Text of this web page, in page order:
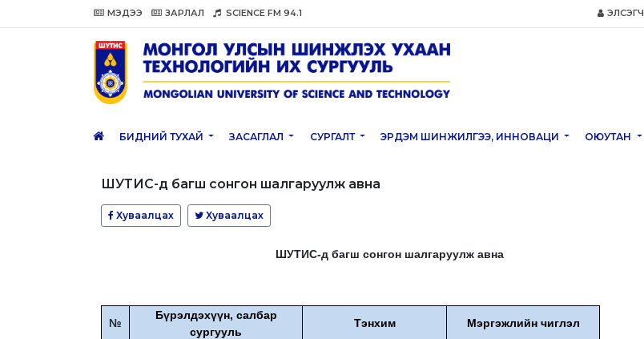
МЭДЭЭ ЗАРЛАЛ SCIENCE FM 94.1 ЭЛСЭГЧ
БИДНИЙ ТУХАЙ ЗАСАГЛАЛ СУРГАЛТ ЭРДЭМ ШИНЖИЛГЭЭ, ИННОВАЦИ ОЮУТАН
ШУТИС-д багш сонгон шалгаруулж авна
Хуваалцах Хуваалцах
ШУТИС-д багш сонгон шалгаруулж авна
№
Бүрэлдэхүүн, салбар
сургууль
Тэнхим Мэргэжлийн чиглэл